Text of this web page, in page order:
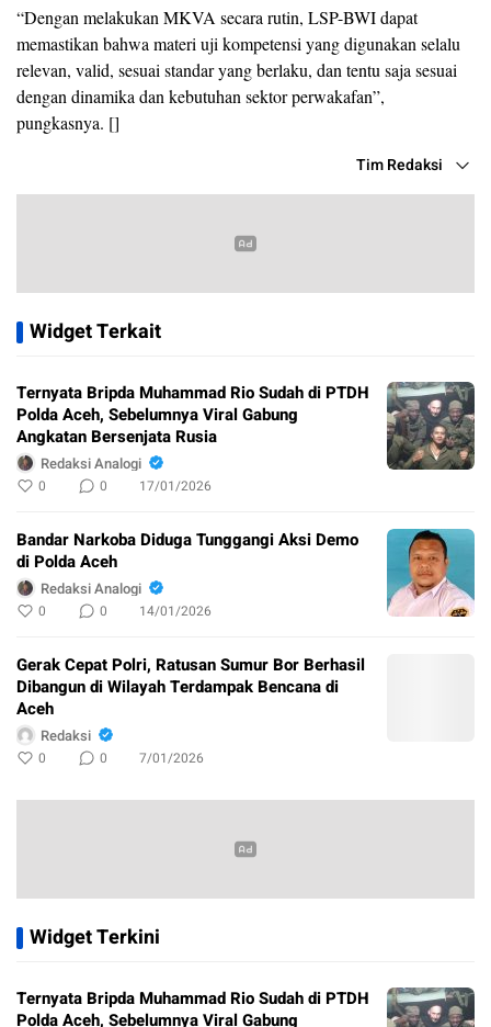
“Dengan melakukan MKVA secara rutin, LSP-BWI dapat
memastikan bahwa materi uji kompetensi yang digunakan selalu
relevan, valid, sesuai standar yang berlaku, dan tentu saja sesuai
dengan dinamika dan kebutuhan sektor perwakafan”,
pungkasnya. []
Tim Redaksi
Widget Terkait
Ternyata Bripda Muhammad Rio Sudah di PTDH
Polda Aceh, Sebelumnya Viral Gabung
Angkatan Bersenjata Rusia
Redaksi Analogi
0 0 17/01/2026
Bandar Narkoba Diduga Tunggangi Aksi Demo
di Polda Aceh
Redaksi Analogi
0 0 14/01/2026
Gerak Cepat Polri, Ratusan Sumur Bor Berhasil
Dibangun di Wilayah Terdampak Bencana di
Aceh
Redaksi
0 0 7/01/2026
Widget Terkini
Ternyata Bripda Muhammad Rio Sudah di PTDH
Polda Aceh, Sebelumnya Viral Gabung